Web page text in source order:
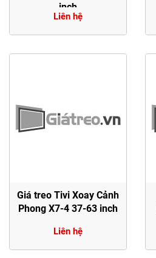
inch
Liên hệ
Giá treo Tivi Xoay Cảnh
Phong X7-4 37-63 inch
Liên hệ